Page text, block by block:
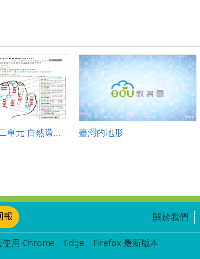
社會五上 第二單元 自然環境(康軒版) 2-1 台灣的地形 臺灣的地形
報 關於我們
用 Chrome、Edge、Firefox 最新版本